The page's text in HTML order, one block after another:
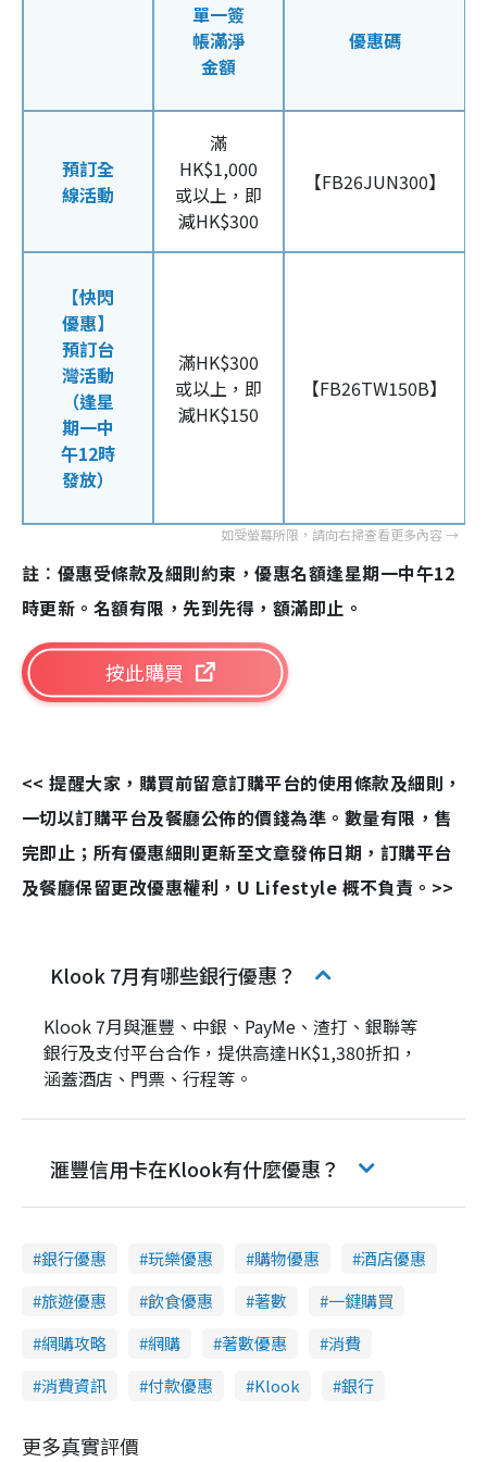
單一簽
帳滿淨
金額
優惠碼
預訂全
線活動
滿
HK$1,000
或以上，即
減HK$300
【FB26JUN300】
【快閃
優惠】
預訂台
灣活動
（逢星
期一中
午12時
發放）
滿HK$300
或以上，即
減HK$150
【FB26TW150B】
註︰優惠受條款及細則約束，優惠名額逢星期一中午12
時更新。名額有限，先到先得，額滿即止。
按此購買
<< 提醒大家，購買前留意訂購平台的使用條款及細則，
一切以訂購平台及餐廳公佈的價錢為準。數量有限，售
完即止；所有優惠細則更新至文章發佈日期，訂購平台
及餐廳保留更改優惠權利，U Lifestyle 概不負責。>>
Klook 7月有哪些銀行優惠？
Klook 7月與滙豐、中銀、PayMe、渣打、銀聯等
銀行及支付平台合作，提供高達HK$1,380折扣，
涵蓋酒店、門票、行程等。
滙豐信用卡在Klook有什麼優惠？
銀行優惠 玩樂優惠 購物優惠
酒店優惠
旅遊優惠
飲食優惠 著數
一鍵購買
網購攻略
網購 著數優惠
消費
消費資訊
付款優惠 Klook 銀行
更多真實評價